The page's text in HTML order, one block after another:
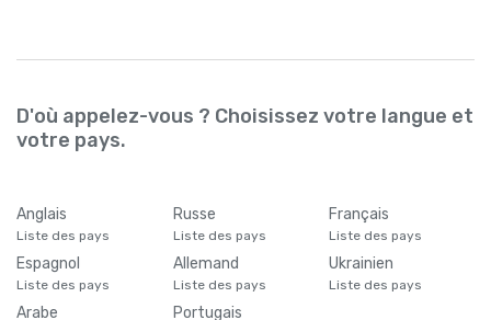
D'où appelez-vous ? Choisissez votre langue et
votre pays.
Anglais
Liste des pays
Russe
Liste des pays
Français
Liste des pays
Espagnol
Liste des pays
Allemand
Liste des pays
Ukrainien
Liste des pays
Arabe Portugais